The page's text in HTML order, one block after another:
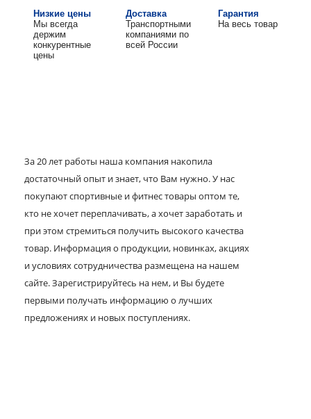
Низкие цены
Мы всегда
держим
конкурентные
цены
Доставка
Транспортными
компаниями по
всей России
Гарантия
На весь товар
За 20 лет работы наша компания накопила
достаточный опыт и знает, что Вам нужно. У нас
покупают спортивные и фитнес товары оптом те,
кто не хочет переплачивать, а хочет заработать и
при этом стремиться получить высокого качества
товар. Информация о продукции, новинках, акциях
и условиях сотрудничества размещена на нашем
сайте. Зарегистрируйтесь на нем, и Вы будете
первыми получать информацию о лучших
предложениях и новых поступлениях.